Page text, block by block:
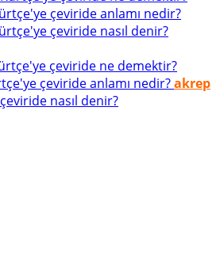
çeviride anlamı nedir?
çeviride nasıl denir?
çeviride ne demektir?
çeviride anlamı nedir?akrep
nasıl denir?